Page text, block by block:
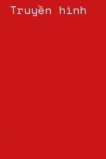
Truyền hình